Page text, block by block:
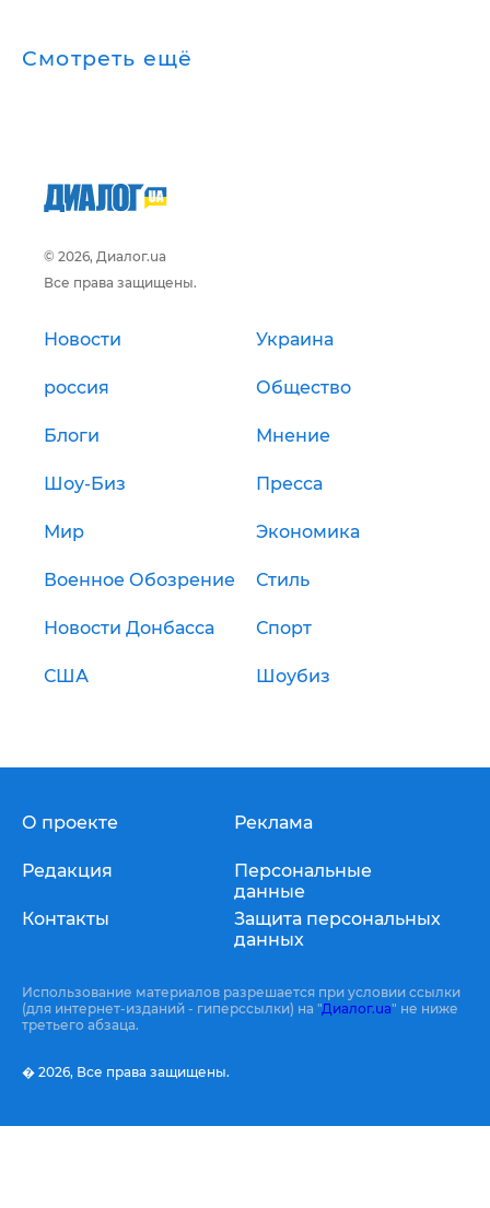
Смотреть ещё
© 2026, Диалог.ua
Все права защищены.
Новости Украина
россия Общество
Блоги Мнение
Шоу-Биз Пресса
Мир Экономика
Военное Обозрение Стиль
Новости Донбасса Спорт
США Шоубиз
О проекте
Редакция
Контакты
Реклама
Персональные
данные
Защита персональных
данных
Использование материалов разрешается при условии ссылки
(для интернет-изданий - гиперссылки) на "Диалог.ua" не ниже
третьего абзаца.
� 2026, Все права защищены.